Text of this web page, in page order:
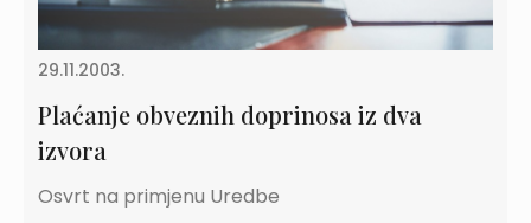
29.11.2003.
Plaćanje obveznih doprinosa iz dva
izvora
Osvrt na primjenu Uredbe